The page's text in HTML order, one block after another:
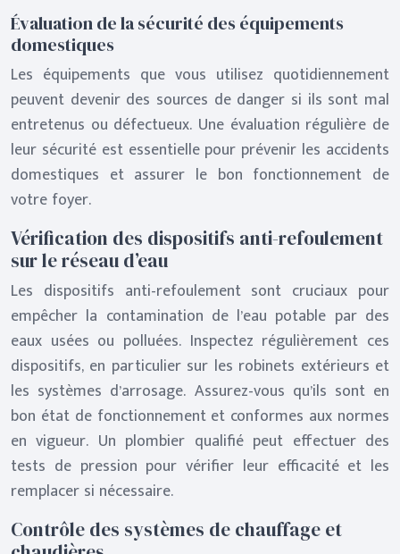
Évaluation de la sécurité des équipements
domestiques
Les équipements que vous utilisez quotidiennement
peuvent devenir des sources de danger si ils sont mal
entretenus ou défectueux. Une évaluation régulière de
leur sécurité est essentielle pour prévenir les accidents
domestiques et assurer le bon fonctionnement de
votre foyer.
Vérification des dispositifs anti-refoulement
sur le réseau d’eau
Les dispositifs anti-refoulement sont cruciaux pour
empêcher la contamination de l’eau potable par des
eaux usées ou polluées. Inspectez régulièrement ces
dispositifs, en particulier sur les robinets extérieurs et
les systèmes d’arrosage. Assurez-vous qu’ils sont en
bon état de fonctionnement et conformes aux normes
en vigueur. Un plombier qualifié peut effectuer des
tests de pression pour vérifier leur efficacité et les
remplacer si nécessaire.
Contrôle des systèmes de chauffage et